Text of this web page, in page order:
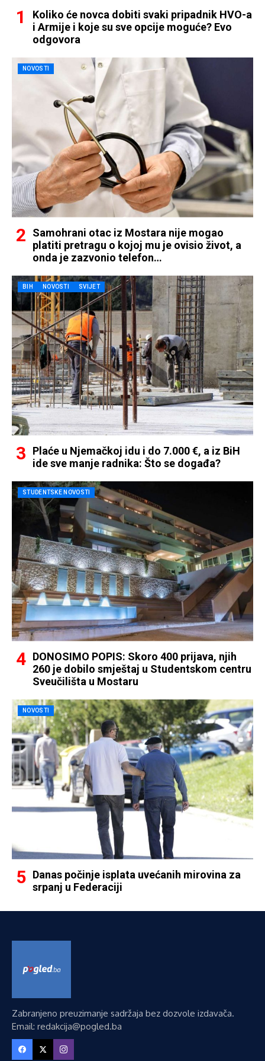
Koliko će novca dobiti svaki pripadnik HVO-a
i Armije i koje su sve opcije moguće? Evo
odgovora
NOVOSTI
Samohrani otac iz Mostara nije mogao
platiti pretragu o kojoj mu je ovisio život, a
onda je zazvonio telefon…
BIH NOVOSTI SVIJET
Plaće u Njemačkoj idu i do 7.000 €, a iz BiH
ide sve manje radnika: Što se događa?
STUDENTSKE NOVOSTI
DONOSIMO POPIS: Skoro 400 prijava, njih
260 je dobilo smještaj u Studentskom centru
Sveučilišta u Mostaru
NOVOSTI
Danas počinje isplata uvećanih mirovina za
srpanj u Federaciji
Zabranjeno preuzimanje sadržaja bez dozvole izdavača.
Email: redakcija@pogled.ba